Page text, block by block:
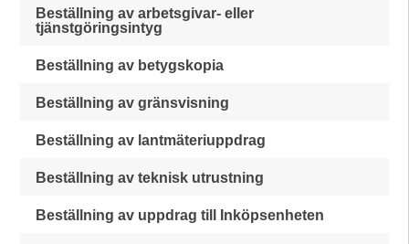
Beställning av arbetsgivar- eller
tjänstgöringsintyg
Beställning av betygskopia
Beställning av gränsvisning
Beställning av lantmäteriuppdrag
Beställning av teknisk utrustning
Beställning av uppdrag till Inköpsenheten